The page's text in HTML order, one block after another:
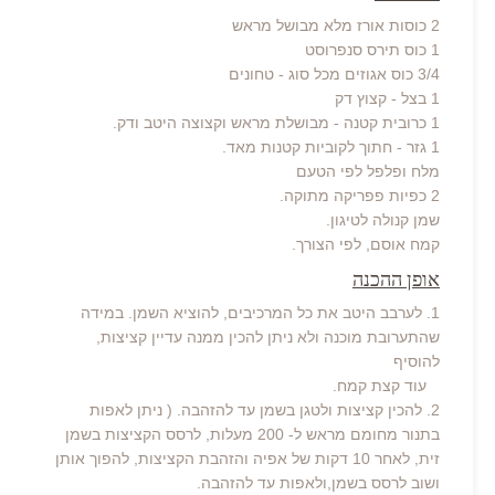
2 כוסות אורז מלא מבושל מראש
1 כוס תירס סנפרוסט
3/4 כוס אגוזים מכל סוג - טחונים
1 בצל - קצוץ דק
1 כרובית קטנה - מבושלת מראש וקצוצה היטב ודק.
1 גזר - חתוך לקוביות קטנות מאד.
מלח ופלפל לפי הטעם
2 כפיות פפריקה מתוקה.
שמן קנולה לטיגון.
קמח אוסם, לפי הצורך.
אופן ההכנה
1. לערבב היטב את כל המרכיבים, להוציא השמן. במידה
שהתערובת מוכנה ולא ניתן להכין ממנה עדיין קציצות,
להוסיף
עוד קצת קמח.
2. להכין קציצות ולטגן בשמן עד להזהבה. ( ניתן לאפות
בתנור מחומם מראש ל- 200 מעלות, לרסס הקציצות בשמן
זית, לאחר 10 דקות של אפיה והזהבת הקציצות, להפוך אותן
ושוב לרסס בשמן,ולאפות עד להזהבה.